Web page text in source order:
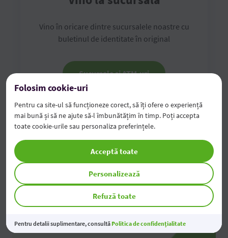
Vino în oricare dintre sucursalele noastre cu
buletinul de identitate în original
Sucursale și ATM-uri
Folosim cookie-uri
Pentru ca site-ul să funcționeze corect, să îți ofere o experiență
mai bună și să ne ajute să-l îmbunătățim în timp. Poți accepta
toate cookie-urile sau personaliza preferințele.
Refuză toate
Personalizează
Acceptă toate
Pentru detalii suplimentare, consultă Politica de confidențialitate